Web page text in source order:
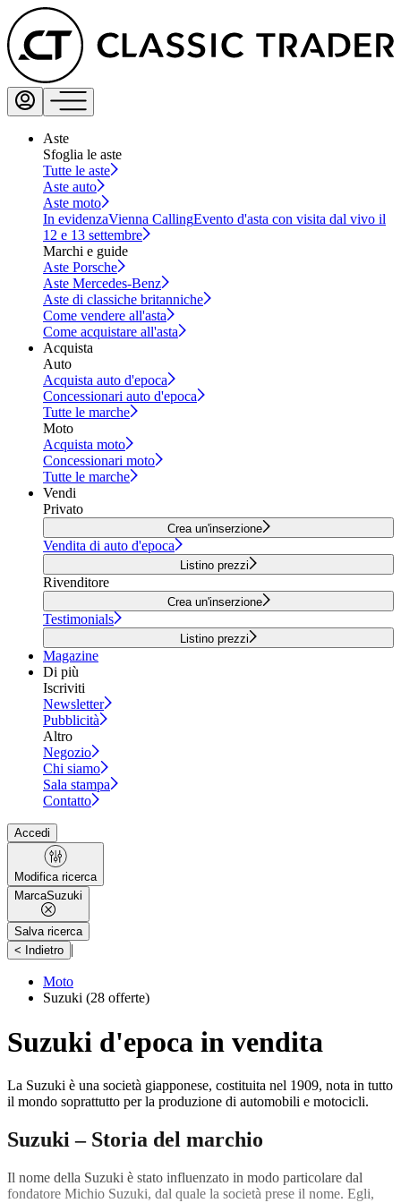
Aste
Sfoglia le aste
Tutte le aste
Aste auto
Aste moto
In evidenzaVienna CallingEvento d'asta con visita dal vivo il
12 e 13 settembre
Marchi e guide
Aste Porsche
Aste Mercedes-Benz
Aste di classiche britanniche
Come vendere all'asta
Come acquistare all'asta
Acquista
Auto
Acquista auto d'epoca
Concessionari auto d'epoca
Tutte le marche
Moto
Acquista moto
Concessionari moto
Tutte le marche
Vendi
Privato
Crea un'inserzione
Vendita di auto d'epoca
Listino prezzi
Rivenditore
Crea un'inserzione
Testimonials
Listino prezzi
Magazine
Di più
Iscriviti
Newsletter
Pubblicità
Altro
Negozio
Chi siamo
Sala stampa
Contatto
Accedi
Modifica ricerca
MarcaSuzuki
Salva ricerca
< Indietro |
Moto
Suzuki (28 offerte)
Suzuki d'epoca in vendita
La Suzuki è una società giapponese, costituita nel 1909, nota in tutto
il mondo soprattutto per la produzione di automobili e motocicli.
Suzuki – Storia del marchio
Il nome della Suzuki è stato influenzato in modo particolare dal
fondatore Michio Suzuki, dal quale la società prese il nome. Egli,